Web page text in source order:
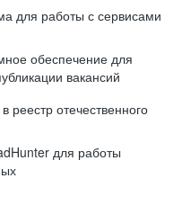
для работы с сервисами
обеспечение для
вакансий
отечественного
для работы